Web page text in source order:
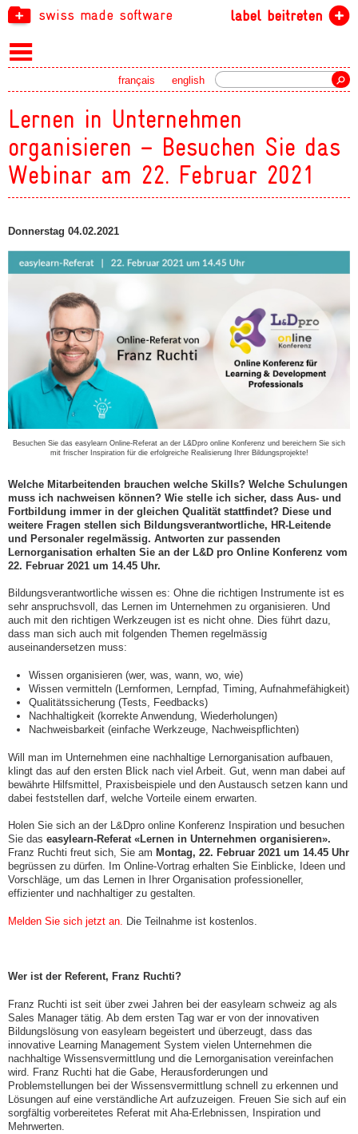
swiss made software label beitreten
english
français
Lernen in Unternehmen
organisieren – Besuchen Sie das
Webinar am 22. Februar 2021
Donnerstag 04.02.2021
Besuchen Sie das easylearn Online-Referat an der L&Dpro online Konferenz und bereichern Sie sich
mit frischer Inspiration für die erfolgreiche Realisierung Ihrer Bildungsprojekte!
Welche Mitarbeitenden brauchen welche Skills? Welche Schulungen
muss ich nachweisen können? Wie stelle ich sicher, dass Aus- und
Fortbildung immer in der gleichen Qualität stattfindet? Diese und
weitere Fragen stellen sich Bildungsverantwortliche, HR-Leitende
und Personaler regelmässig. Antworten zur passenden
Lernorganisation erhalten Sie an der L&D pro Online Konferenz vom
22. Februar 2021 um 14.45 Uhr.
Bildungsverantwortliche wissen es: Ohne die richtigen Instrumente ist es
sehr anspruchsvoll, das Lernen im Unternehmen zu organisieren. Und
auch mit den richtigen Werkzeugen ist es nicht ohne. Dies führt dazu,
dass man sich auch mit folgenden Themen regelmässig
auseinandersetzen muss:
Wissen organisieren (wer, was, wann, wo, wie)
Wissen vermitteln (Lernformen, Lernpfad, Timing, Aufnahmefähigkeit)
Qualitätssicherung (Tests, Feedbacks)
Nachhaltigkeit (korrekte Anwendung, Wiederholungen)
Nachweisbarkeit (einfache Werkzeuge, Nachweispflichten)
Will man im Unternehmen eine nachhaltige Lernorganisation aufbauen,
klingt das auf den ersten Blick nach viel Arbeit. Gut, wenn man dabei auf
bewährte Hilfsmittel, Praxisbeispiele und den Austausch setzen kann und
dabei feststellen darf, welche Vorteile einem erwarten.
Holen Sie sich an der L&Dpro online Konferenz Inspiration und besuchen
Sie das easylearn-Referat «Lernen in Unternehmen organisieren».
Franz Ruchti freut sich, Sie am Montag, 22. Februar 2021 um 14.45 Uhr
begrüssen zu dürfen. Im Online-Vortrag erhalten Sie Einblicke, Ideen und
Vorschläge, um das Lernen in Ihrer Organisation professioneller,
effizienter und nachhaltiger zu gestalten.
Melden Sie sich jetzt an. Die Teilnahme ist kostenlos.
Wer ist der Referent, Franz Ruchti?
Franz Ruchti ist seit über zwei Jahren bei der easylearn schweiz ag als
Sales Manager tätig. Ab dem ersten Tag war er von der innovativen
Bildungslösung von easylearn begeistert und überzeugt, dass das
innovative Learning Management System vielen Unternehmen die
nachhaltige Wissensvermittlung und die Lernorganisation vereinfachen
wird. Franz Ruchti hat die Gabe, Herausforderungen und
Problemstellungen bei der Wissensvermittlung schnell zu erkennen und
Lösungen auf eine verständliche Art aufzuzeigen. Freuen Sie sich auf ein
sorgfältig vorbereitetes Referat mit Aha-Erlebnissen, Inspiration und
Mehrwerten.